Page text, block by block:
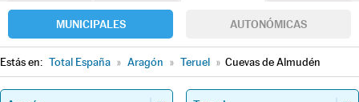
MUNICIPALES AUTONÓMICAS
Estás en: Total España » Aragón » Teruel » Cuevas de Almudén